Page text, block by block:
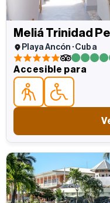
Meliá Trinidad
Playa Ancón · Cuba
5 estrellas 5
Accesible para
Accesible parapara
Accesible